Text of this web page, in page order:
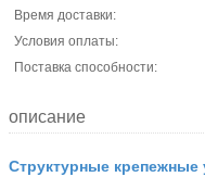
Время доставки:
Условия оплаты:
Поставка способности:
описание
Структурные крепежные